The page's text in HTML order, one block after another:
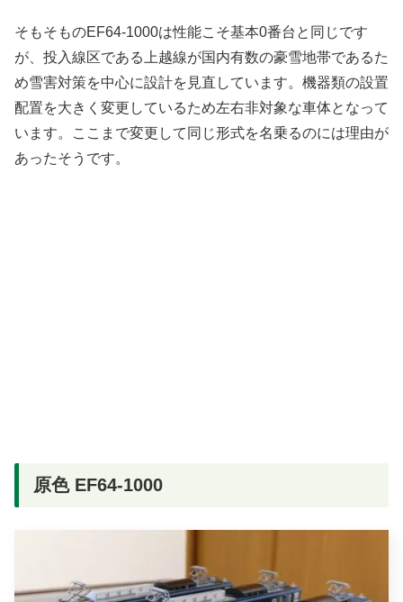
そもそものEF64-1000は性能こそ基本0番台と同じです
が、投入線区である上越線が国内有数の豪雪地帯であるた
め雪害対策を中心に設計を見直しています。機器類の設置
配置を大きく変更しているため左右非対象な車体となって
います。ここまで変更して同じ形式を名乗るのには理由が
あったそうです。
原色 EF64-1000